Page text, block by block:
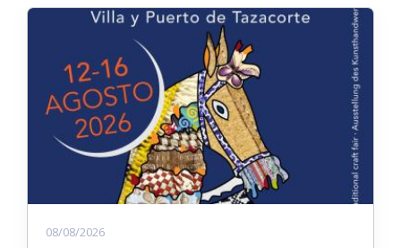
08/08/2026